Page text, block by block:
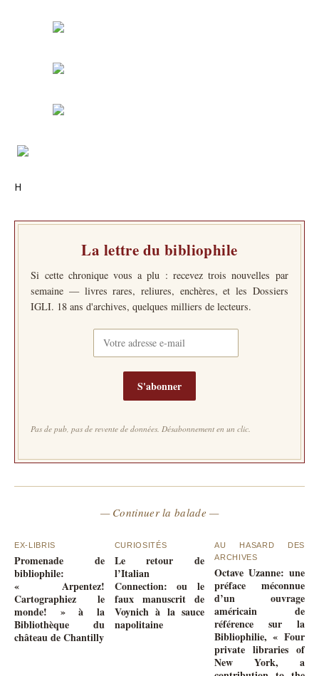
H
La lettre du bibliophile
Si cette chronique vous a plu : recevez trois nouvelles par
semaine — livres rares, reliures, enchères, et les Dossiers
IGLI. 18 ans d'archives, quelques milliers de lecteurs.
S'abonner
Pas de pub, pas de revente de données. Désabonnement en un clic.
— Continuer la balade —
EX-LIBRIS
Promenade de
bibliophile:
« Arpentez!
Cartographiez le
monde! » à la
Bibliothèque du
château de Chantilly
CURIOSITÉS
Le retour de
l’Italian
Connection: ou le
faux manuscrit de
Voynich à la sauce
napolitaine
AU HASARD DES
ARCHIVES
Octave Uzanne: une
préface méconnue
d’un ouvrage
américain de
référence sur la
Bibliophilie, « Four
private libraries of
New York, a